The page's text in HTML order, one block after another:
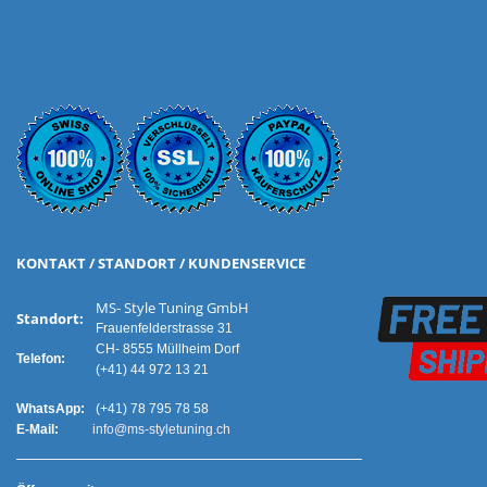
KONTAKT / STANDORT / KUNDENSERVICE
Standort:
Telefon:
MS- Style Tuning GmbH
Frauenfelderstrasse 31
CH- 8555 Müllheim Dorf
(+41) 44 972 13 21
WhatsApp:
(+41) 78 795 78 58
E-Mail:
info@ms-styletuning.ch